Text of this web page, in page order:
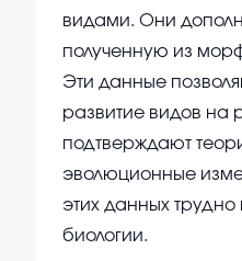
видами. Они
полученную из
Эти данные
развитие видов на
подтверждают
эволюционные
этих данных
биологии.